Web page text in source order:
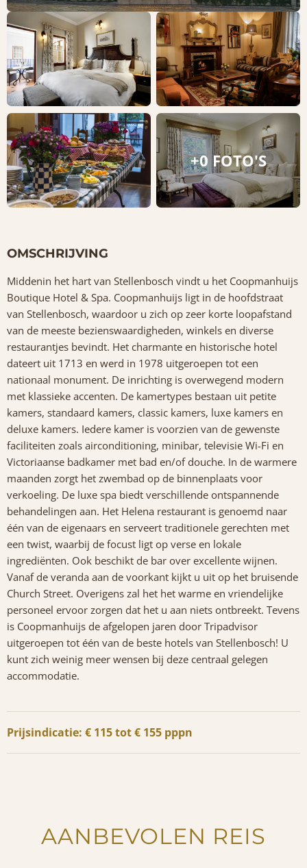
+0 FOTO'S
OMSCHRIJVING
Middenin het hart van Stellenbosch vindt u het Coopmanhuijs
Boutique Hotel & Spa. Coopmanhuijs ligt in de hoofdstraat
van Stellenbosch, waardoor u zich op zeer korte loopafstand
van de meeste bezienswaardigheden, winkels en diverse
restaurantjes bevindt. Het charmante en historische hotel
dateert uit 1713 en werd in 1978 uitgeroepen tot een
nationaal monument. De inrichting is overwegend modern
met klassieke accenten. De kamertypes bestaan uit petite
kamers, standaard kamers, classic kamers, luxe kamers en
deluxe kamers. Iedere kamer is voorzien van de gewenste
faciliteiten zoals airconditioning, minibar, televisie Wi-Fi en
Victoriaanse badkamer met bad en/of douche. In de warmere
maanden zorgt het zwembad op de binnenplaats voor
verkoeling. De luxe spa biedt verschillende ontspannende
behandelingen aan. Het Helena restaurant is genoemd naar
één van de eigenaars en serveert traditionele gerechten met
een twist, waarbij de focust ligt op verse en lokale
ingrediënten. Ook beschikt de bar over excellente wijnen.
Vanaf de veranda aan de voorkant kijkt u uit op het bruisende
Church Street. Overigens zal het het warme en vriendelijke
personeel ervoor zorgen dat het u aan niets ontbreekt. Tevens
is Coopmanhuijs de afgelopen jaren door Tripadvisor
uitgeroepen tot één van de beste hotels van Stellenbosch! U
kunt zich weinig meer wensen bij deze centraal gelegen
accommodatie.
Prijsindicatie: € 115 tot € 155 pppn
AANBEVOLEN REIS